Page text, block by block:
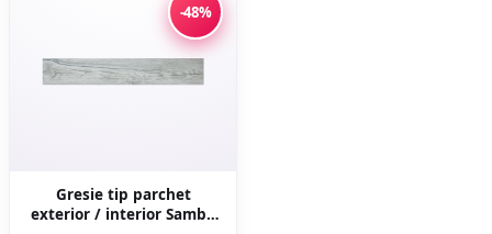
-48%
Gresie tip parchet
exterior / interior Samba